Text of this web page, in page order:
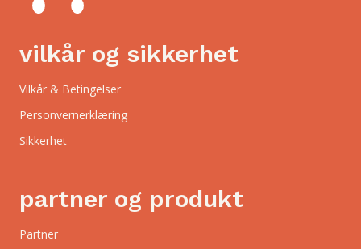
vilkår og sikkerhet
Vilkår & Betingelser
Personvernerklæring
Sikkerhet
partner og produkt
Partner